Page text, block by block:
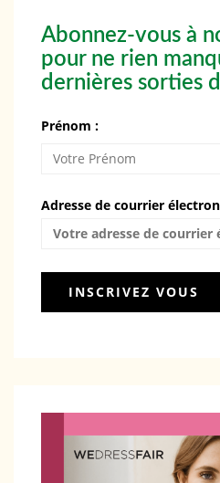
Abonnez-vous à
pour ne rien
dernières sorties
Prénom :
Adresse de courrier